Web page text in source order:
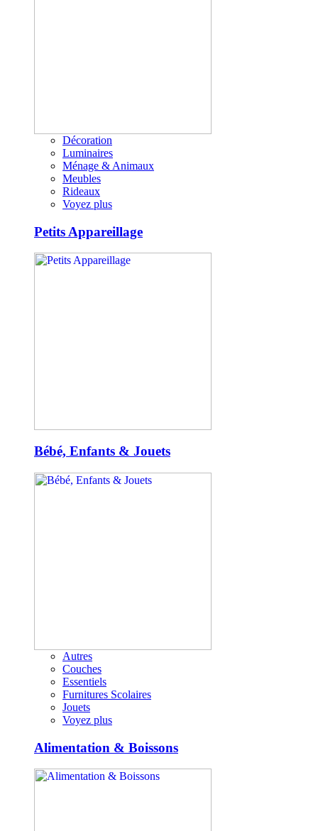
Décoration
Luminaires
Ménage & Animaux
Meubles
Rideaux
Voyez plus
Petits Appareillage
Bébé, Enfants & Jouets
Autres
Couches
Essentiels
Furnitures Scolaires
Jouets
Voyez plus
Alimentation & Boissons